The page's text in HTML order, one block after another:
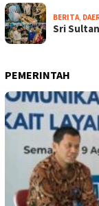
BERITA,
Sri
PEMERINTAH